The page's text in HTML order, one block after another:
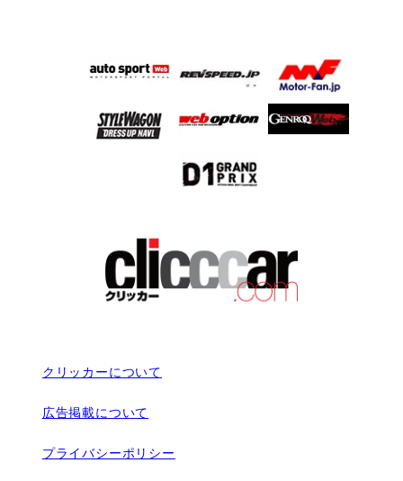
クリッカーについて
広告掲載について
プライバシーポリシー